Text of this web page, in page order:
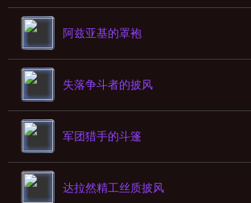
阿兹亚基的罩袍
失落争斗者的披风
军团猎手的斗篷
达拉然精工丝质披风